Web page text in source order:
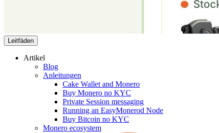
Leitfäden
Artikel
Blog
Anleitungen
Cake Wallet and Monero
Buy Monero no KYC
Private Session messaging
Running an EasyMonerod Node
Buy Bitcoin no KYC
Monero ecosystem